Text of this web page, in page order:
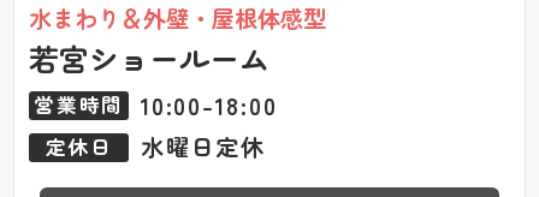
水まわり＆外壁・屋根体感型
若宮ショールーム
営業時間 10:00-18:00
定休日 水曜日定休